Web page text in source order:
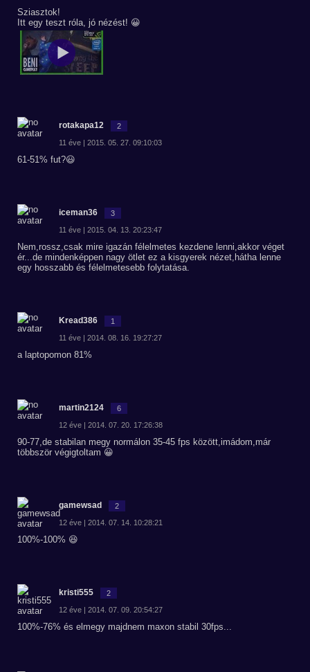
Sziasztok!
Itt egy teszt róla, jó nézést! 😀
rotakapa12 2
11 éve | 2015. 05. 27. 09:10:03
61-51% fut?😃
iceman36 3
11 éve | 2015. 04. 13. 20:23:47
Nem,rossz,csak mire igazán félelmetes kezdene lenni,akkor véget
ér...de mindenképpen nagy ötlet ez a kisgyerek nézet,hátha lenne
egy hosszabb és félelmetesebb folytatása.
Kread386 1
11 éve | 2014. 08. 16. 19:27:27
a laptopomon 81%
martin2124 6
12 éve | 2014. 07. 20. 17:26:38
90-77,de stabilan megy normálon 35-45 fps között,imádom,már
többször végigtoltam 😀
gamewsad 2
12 éve | 2014. 07. 14. 10:28:21
100%-100% 😆
kristi555 2
12 éve | 2014. 07. 09. 20:54:27
100%-76% és elmegy majdnem maxon stabil 30fps...